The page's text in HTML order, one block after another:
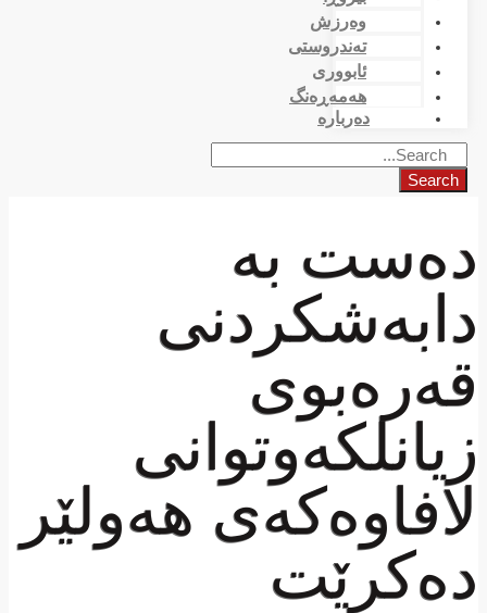
وەرزش
تەندروستی
ئابووری
هەمەڕەنگ
دەربارە
Search
دەست بە
دابەشکردنی
قەرەبوی
زیانلکەوتوانی
لافاوەکەی هەولێر
دەکرێت